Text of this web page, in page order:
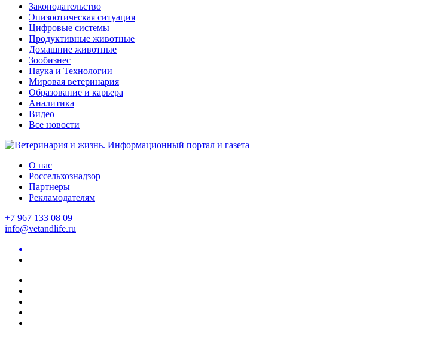
Законодательство
Эпизоотическая ситуация
Цифровые системы
Продуктивные животные
Домашние животные
Зообизнес
Наука и Технологии
Мировая ветеринария
Образование и карьера
Аналитика
Видео
Все новости
О нас
Россельхознадзор
Партнеры
Рекламодателям
+7 967 133 08 09
info@vetandlife.ru